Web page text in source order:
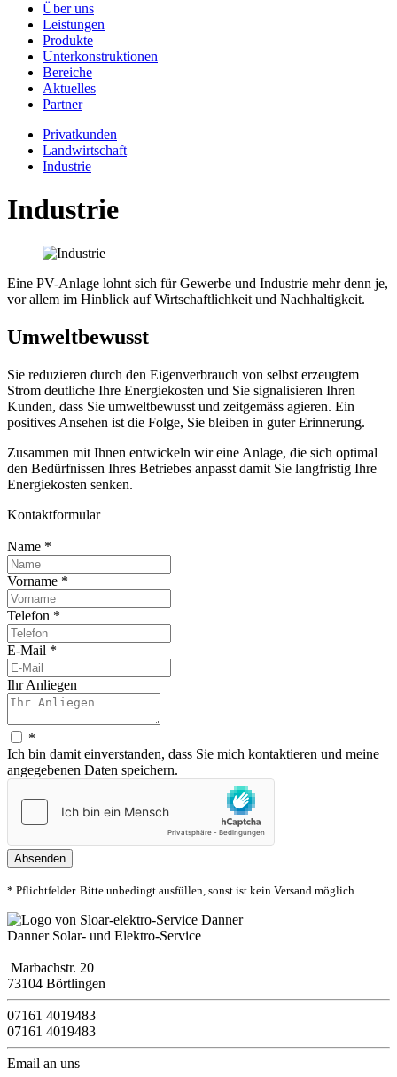
Über uns
Leistungen
Produkte
Unterkonstruktionen
Bereiche
Aktuelles
Partner
Privatkunden
Landwirtschaft
Industrie
Industrie
Eine PV-Anlage lohnt sich für Gewerbe und Industrie mehr denn je,
vor allem im Hinblick auf Wirtschaftlichkeit und Nachhaltigkeit.
Umweltbewusst
Sie reduzieren durch den Eigenverbrauch von selbst erzeugtem
Strom deutliche Ihre Energiekosten und Sie signalisieren Ihren
Kunden, dass Sie umweltbewusst und zeitgemäss agieren. Ein
positives Ansehen ist die Folge, Sie bleiben in guter Erinnerung.
Zusammen mit Ihnen entwickeln wir eine Anlage, die sich optimal
den Bedürfnissen Ihres Betriebes anpasst damit Sie langfristig Ihre
Energiekosten senken.
Kontaktformular
Name *
Vorname *
Telefon *
E-Mail *
Ihr Anliegen
*
Ich bin damit einverstanden, dass Sie mich kontaktieren und meine
angegebenen Daten speichern.
Absenden
* Pflichtfelder. Bitte unbedingt ausfüllen, sonst ist kein Versand möglich.
Danner Solar- und Elektro-Service
Marbachstr. 20
73104 Börtlingen
07161 4019483
07161 4019483
Email an uns